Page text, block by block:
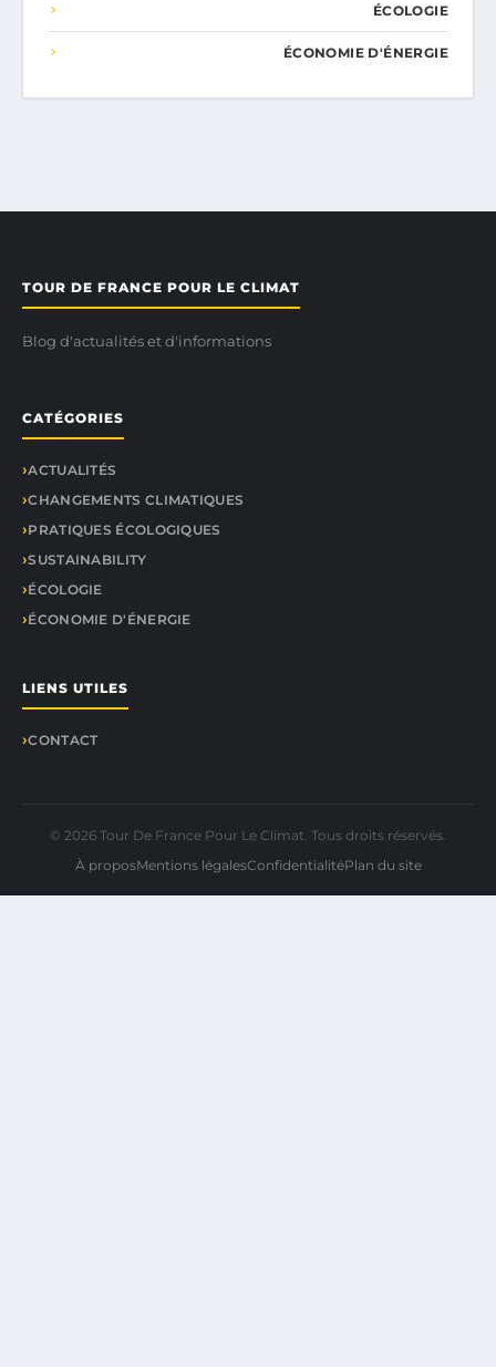
ÉCOLOGIE
ÉCONOMIE D'ÉNERGIE
TOUR DE FRANCE POUR LE CLIMAT
Blog d'actualités et d'informations
CATÉGORIES
ACTUALITÉS
CHANGEMENTS CLIMATIQUES
PRATIQUES ÉCOLOGIQUES
SUSTAINABILITY
ÉCOLOGIE
ÉCONOMIE D'ÉNERGIE
LIENS UTILES
CONTACT
© 2026 Tour De France Pour Le Climat. Tous droits réservés.
À proposMentions légalesConfidentialitéPlan du site